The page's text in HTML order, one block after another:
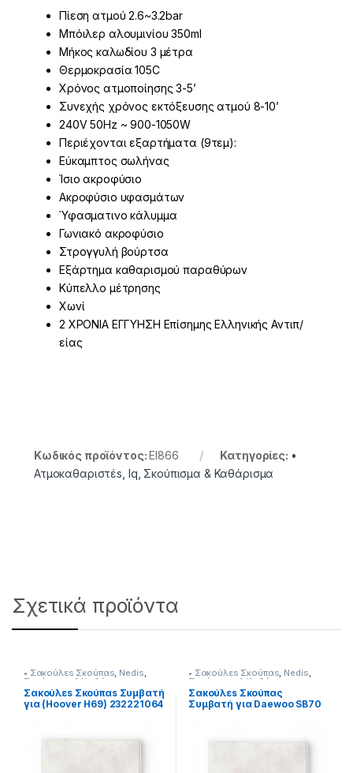
Πίεση ατμού 2.6~3.2bar
Μπόιλερ αλουμινίου 350ml
Μήκος καλωδίου 3 μέτρα
Θερμοκρασία 105C
Χρόνος ατμοποίησης 3-5’
Συνεχής χρόνος εκτόξευσης ατμού 8-10’
240V 50Hz ~ 900-1050W
Περιέχονται εξαρτήματα (9τεμ):
Eύκαμπτος σωλήνας
Ίσιο ακροφύσιο
Ακροφύσιο υφασμάτων
Ύφασματινο κάλυμμα
Γωνιακό ακροφύσιο
Στρογγυλή βούρτσα
Εξάρτημα καθαρισμού παραθύρων
Κύπελλο μέτρησης
Χωνί
2 ΧΡΟΝΙΑ ΕΓΓΥΗΣΗ Επίσημης Ελληνικής Αντιπ/
είας
Κωδικός προϊόντος:EI866 Κατηγορίες: •
Ατμοκαθαριστέs Iq Σκούπισμα & Καθάρισμα
Σχετικά προϊόντα
• Σακούλεs Σκούπαs, Nedis,
Σκούπισμα & Καθάρισμα
Σακούλεs Σκούπαs Συμβατή
για (Hoover H69) 232221064
• Σακούλεs Σκούπαs, Nedis,
Σκούπισμα & Καθάρισμα
Σακούλεs Σκούπας
Συμβατή για Daewoo SB70